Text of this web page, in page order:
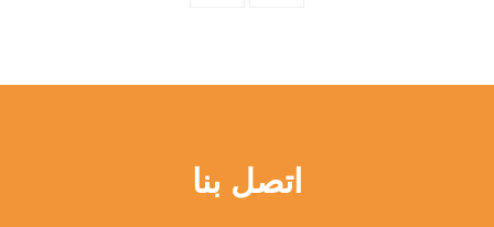
اتصل بنا